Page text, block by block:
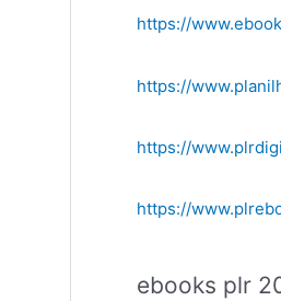
https://
https://
https://
https://
ebooks plr